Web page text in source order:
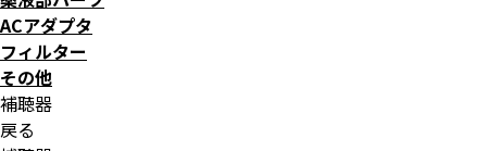
ACアダプタ
フィルター
その他
補聴器
戻る